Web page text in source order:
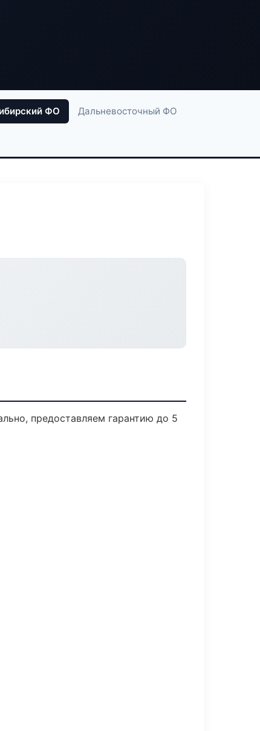
ФО Дальневосточный ФО
предоставляем гарантию до 5